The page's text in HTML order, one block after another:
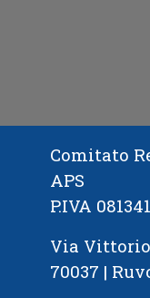
Comitato
APS
P.IVA
Via
70037 |